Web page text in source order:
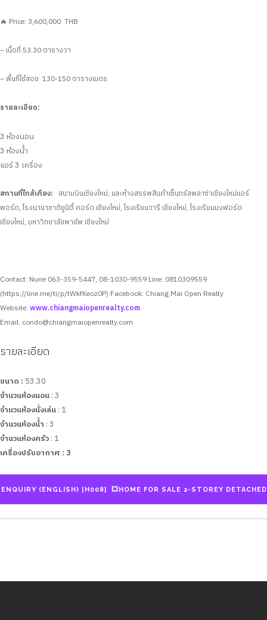
🔥 Price: 3,600,000 THB
– เนื้อที่ 53.30 ตารางวา
– พื้นที่ใช้สอย 130-150 ตารางเมตร
รายละเอียด:
3 ห้องนอน
3 ห้องน้ำ
แอร์ 3 เครื่อง
สถานที่ใกล้เคียง: สนามบินเชียงใหม่, และห้างสรรพสินค้าเซ็นทรัลพลาซ่าเชียงใหม่แอร์
พอร์ต, โรงนานาชาติยูนิตี้ คอร์ด เชียงใหม่, โรงเรียนวารี เชียงใหม่, โรงเรียนมงฟอร์ต
เชียงใหม่, มหาวิทยาลัยพายัพ เชียงใหม่
Contact: Nune 063-359-5447, 08-1030-9559 Line: 0810309559
(https://line.me/ti/p/tWkfKeoz0P) Facebook: Chiang Mai Open Realty
Website: www.chiangmaiopenrealty.com
Email: condo@chiangmaiopenrealty.com
รายละเอียด
ขนาด : 53.30
จำนวนห้องนอน: 3
จำนวนห้องนั่งเล่น: 1
จำนวนห้องน้ำ : 3
จำนวนห้องครัว: 1
เครื่องปรับอากาศ : 3